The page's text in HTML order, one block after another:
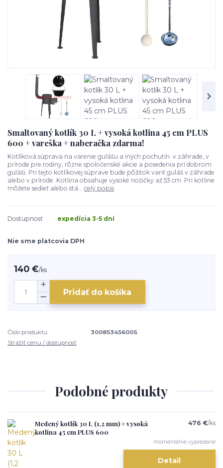
Smaltovaný kotlík 30 L + vysoká kotlina 45 cm PLUS
600 + vareška + naberačka zdarma!
Kotlíková súprava na varenie gulášu a iných pochutín v záhrade, v
prírode pre rodiny, rôzne spoločenské akcie a posedenia pri dobrom
guláši. Pri tejto kotlíkovej súprave bude pôžitok variť guláš v záhrade
alebo v prírode. Kotlina obsahuje vysoké nožičky až 53 cm. Pri kotline
môžete sedieť alebo stá... celý popis
Dostupnosť expedícia 3-5 dní
Nie sme platcovia DPH
140 €/ks
Pridať do košíka
Číslo produktu:
30085345600S
Strážiť cenu / dostupnosť
Podobné produkty
Medený kotlík 30 L (1,2 mm) + vysoká
kotlina 45 cm PLUS 600
476 €/ks
momentálne vypredané
Detail